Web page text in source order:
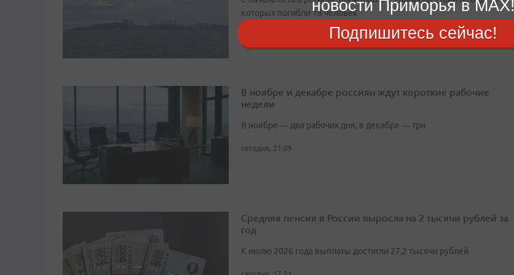
которых погибли 18 человек
В ноябре и декабре россиян ждут короткие рабочие
недели
В ноябре — два рабочих дня, в декабре — три
сегодня, 21:09
Средняя пенсия в России выросла на 2 тысячи рублей за
год
К июлю 2026 года выплаты достигли 27,2 тысячи рублей
новости Приморья в MAX!
Подпишитесь сейчас!